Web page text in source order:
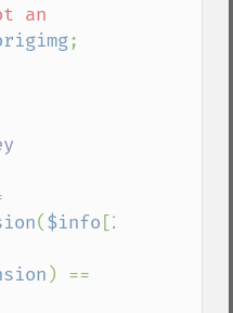
an
;
($info [2